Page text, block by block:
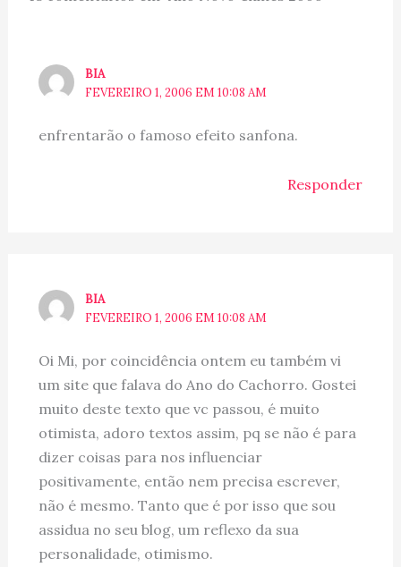
BIA
FEVEREIRO 1, 2006 EM 10:08 AM
enfrentarão o famoso efeito sanfona.
Responder
BIA
FEVEREIRO 1, 2006 EM 10:08 AM
Oi Mi, por coincidência ontem eu também vi
um site que falava do Ano do Cachorro. Gostei
muito deste texto que vc passou, é muito
otimista, adoro textos assim, pq se não é para
dizer coisas para nos influenciar
positivamente, então nem precisa escrever,
não é mesmo. Tanto que é por isso que sou
assidua no seu blog, um reflexo da sua
personalidade, otimismo.